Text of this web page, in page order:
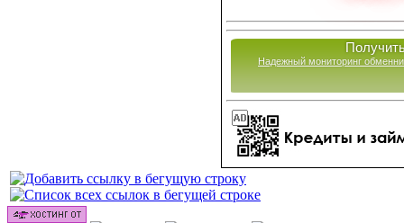
Надежный мониторинг